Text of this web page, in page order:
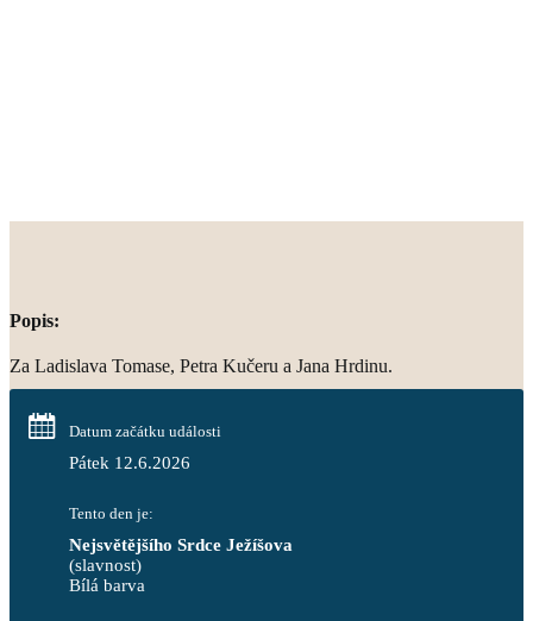
Popis:
Za Ladislava Tomase, Petra Kučeru a Jana Hrdinu.
Datum začátku události
Pátek 12.6.2026
Tento den je:
Nejsvětějšího Srdce Ježíšova
(slavnost)
Bílá barva